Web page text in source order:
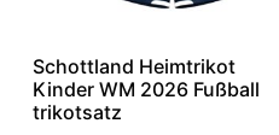
Schottland Heimtrikot
Kinder WM 2026 Fußball
trikotsatz